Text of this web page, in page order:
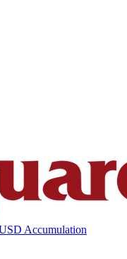
Accumulation